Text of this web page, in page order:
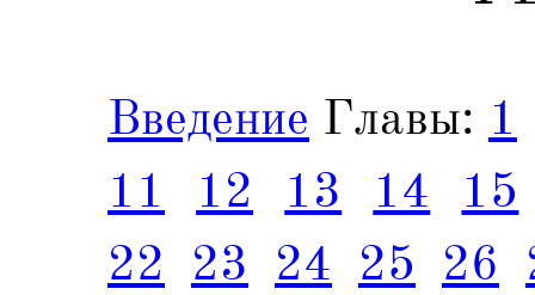
Введение Главы: 1
11
12 13 14
15
22 23 24 25 26